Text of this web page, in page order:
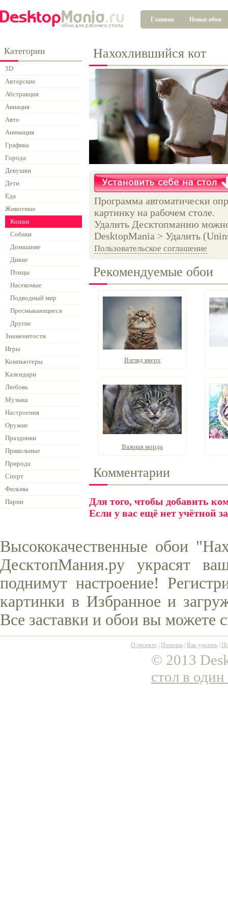
Главная Новые обои
Категории
3D
Авторские
Абстракция
Авиация
Авто
Анимация
Графика
Города
Девушки
Дети
Еда
Животные
Кошки
Собаки
Домашние
Дикие
Птицы
Насекомые
Подводный мир
Пресмыкающиеся
Другие
Знаменитости
Игры
Компьютеры
Календари
Любовь
Музыка
Настроения
Оружие
Праздники
Прикольные
Природа
Спорт
Фильмы
Парни
Нахохлившийся кот
Программа автоматически
картинку на рабочем столе.
Удалить Десктопманию
DesktopMania > Удалить
Пользовательское соглашение
Рекомендуемые обои
Взгляд вверх
Важная морда
Комментарии
Для того, чтобы добавить
Если у вас ещё нет учётной
Высококачественные обои
ДесктопМания.ру украсят
поднимут настроение!
картинки в Избранное и
Все заставки и обои вы можете
О проекте Помощь Как удалить
© 2013
стол в